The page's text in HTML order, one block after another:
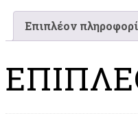
Επιπλέον